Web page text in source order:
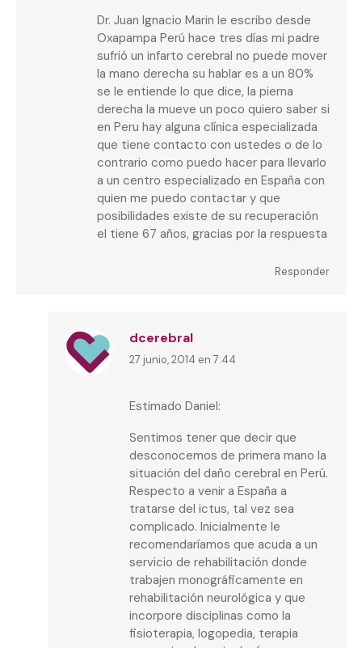
Dr. Juan Ignacio Marin le escribo desde
Oxapampa Perú hace tres días mi padre
sufrió un infarto cerebral no puede mover
la mano derecha su hablar es a un 80%
se le entiende lo que dice, la pierna
derecha la mueve un poco quiero saber si
en Peru hay alguna clínica especializada
que tiene contacto con ustedes o de lo
contrario como puedo hacer para llevarlo
a un centro especializado en España con
quien me puedo contactar y que
posibilidades existe de su recuperación
el tiene 67 años, gracias por la respuesta
Responder
dcerebral
dice:
27 junio, 2014 en 7:44
Estimado Daniel:
Sentimos tener que decir que
desconocemos de primera mano la
situación del daño cerebral en Perú.
Respecto a venir a España a
tratarse del ictus, tal vez sea
complicado. Inicialmente le
recomendaríamos que acuda a un
servicio de rehabilitación donde
trabajen monográficamente en
rehabilitación neurológica y que
incorpore disciplinas como la
fisioterapia, logopedia, terapia